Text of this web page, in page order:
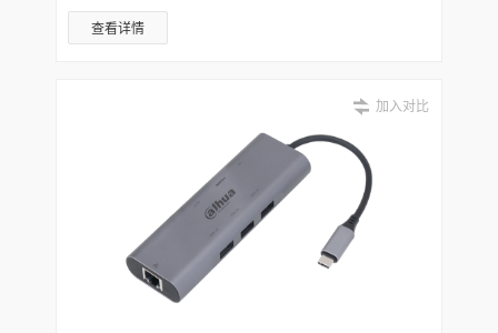
查看详情
加入对比